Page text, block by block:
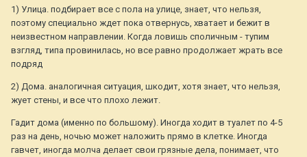
1) Улица. подбирает все с пола на улице, знает, что нельзя,
поэтому специально ждет пока отвернусь, хватает и бежит в
неизвестном направлении. Когда ловишь споличным - тупим
взгляд, типа провинилась, но все равно продолжает жрать все
подряд
2) Дома. аналогичная ситуация, шкодит, хотя знает, что нельзя,
жует стены, и все что плохо лежит.
Гадит дома (именно по большому). Иногда ходит в туалет по 4-5
раз на день, ночью может наложить прямо в клетке. Иногда
гавчет, иногда молча делает свои грязные дела, понимает, что